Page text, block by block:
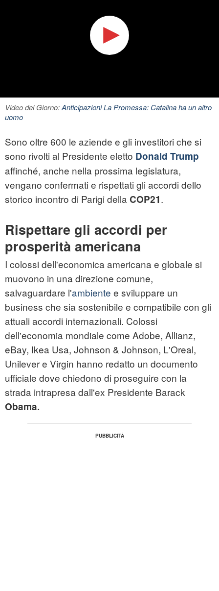
Video del Giorno:Anticipazioni La Promessa: Catalina ha un altro
uomo
Sono oltre 600 le aziende e gli investitori che si
sono rivolti al Presidente eletto Donald Trump
affinché, anche nella prossima legislatura,
vengano confermati e rispettati gli accordi dello
storico incontro di Parigi della COP21.
Rispettare gli accordi per
prosperità americana
I colossi dell'economica americana e globale si
muovono in una direzione comune,
salvaguardare l'ambiente e sviluppare un
business che sia sostenibile e compatibile con gli
attuali accordi internazionali. Colossi
dell'economia mondiale come Adobe, Allianz,
eBay, Ikea Usa, Johnson & Johnson, L'Oreal,
Unilever e Virgin hanno redatto un documento
ufficiale dove chiedono di proseguire con la
strada intrapresa dall'ex Presidente Barack
Obama.